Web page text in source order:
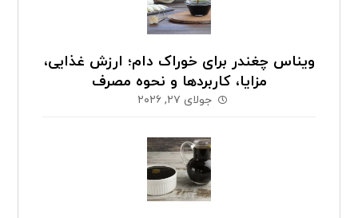
ویناس چغندر برای خوراک دام؛ ارزش غذایی،
مزایا، کاربردها و نحوه مصرف
جولای ۲۷, ۲۰۲۶